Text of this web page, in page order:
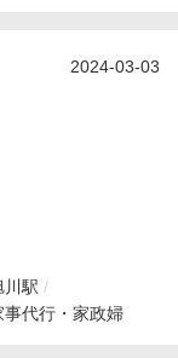
2024-03-03
川駅
事代行・家政婦